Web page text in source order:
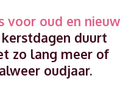
voor oud en nieuw
kerstdagen duurt
zo lang meer of
oudjaar.